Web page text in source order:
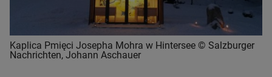
Kaplica Pmięci Josepha Mohra w Hintersee © Salzburger
Nachrichten, Johann Aschauer